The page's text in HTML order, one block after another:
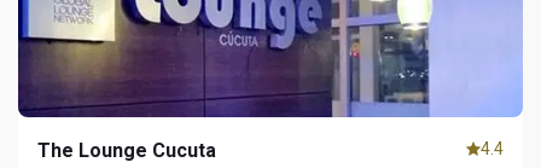
The Lounge Cucuta 4.4